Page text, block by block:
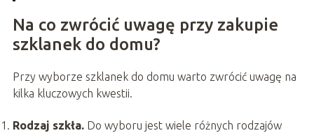
Na co zwrócić uwagę przy zakupie
szklanek do domu?
Przy wyborze szklanek do domu warto zwrócić uwagę na
kilka kluczowych kwestii.
Rodzaj szkła.Do wyboru jest wiele różnych rodzajów